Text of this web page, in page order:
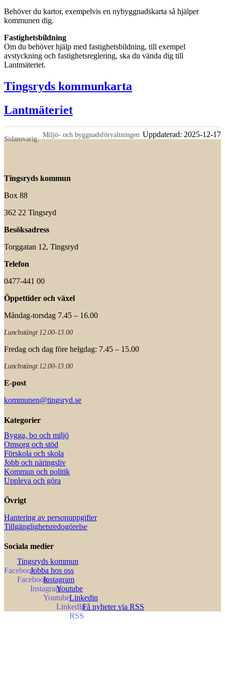
Behöver du kartor, exempelvis en nybyggnadskarta så hjälper
kommunen dig.
Fastighetsbildning
Om du behöver hjälp med fastighetsbildning, till exempel
avstyckning och fastighetsreglering, ska du vända dig till
Lantmäteriet.
Tingsryds kommunkarta
Lantmäteriet
Miljö- och byggnadsförvaltningen
Sidansvarig
Uppdaterad: 2025-12-17
Tingsryds kommun
Box 88
362 22 Tingsryd
Besöksadress
Torggatan 12, Tingsryd
Telefon
0477-441 00
Öppettider och växel
Måndag-torsdag 7.45 – 16.00
Lunchstängt 12.00-13.00
Fredag och dag före helgdag: 7.45 – 15.00
Lunchstängt 12.00-13.00
E-post
kommunen@tingsryd.se
Kategorier
Bygga, bo och miljö
Omsorg och stöd
Förskola och skola
Jobb och näringsliv
Kommun och politik
Uppleva och göra
Övrigt
Hantering av personuppgifter
Tillgänglighetsredogörelse
Sociala medier
Tingsryds kommun
Jobba hos oss
Instagram
Youtube
Linkedin
Få nyheter via RSS